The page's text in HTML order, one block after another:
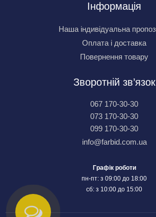
Інформація
Наша індивідуальна
Оплата і доставка
Повернення товару
Зворотній зв’язок
067 170-30-30
073 170-30-30
099 170-30-30
info@farbid.com.ua
Графік роботи
пн-пт: з 09:00 до 18:00
сб: з 10:00 до 15:00